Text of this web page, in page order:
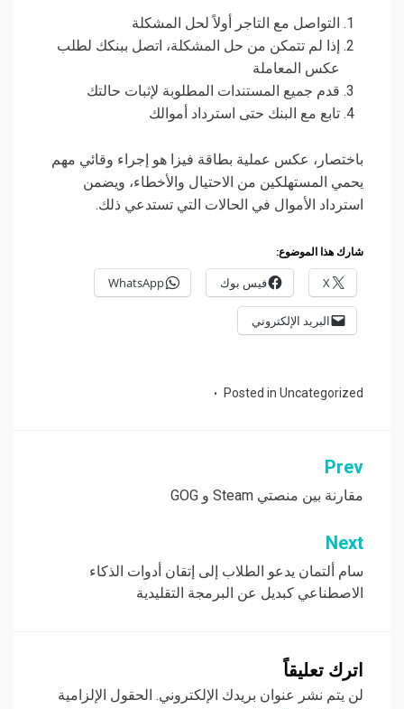
التواصل مع التاجر أولاً لحل المشكلة
إذا لم تتمكن من حل المشكلة، اتصل ببنكك لطلب
عكس المعاملة
قدم جميع المستندات المطلوبة لإثبات حالتك
تابع مع البنك حتى استرداد أموالك
باختصار، عكس عملية بطاقة فيزا هو إجراء وقائي مهم
يحمي المستهلكين من الاحتيال والأخطاء، ويضمن
استرداد الأموال في الحالات التي تستدعي ذلك.
شارك هذا الموضوع:
X فيس بوك WhatsApp
البريد الإلكتروني
Posted in Uncategorized
تصفّح
المقالات
Prev
مقارنة بين منصتي Steam و GOG
Next
سام ألتمان يدعو الطلاب إلى إتقان أدوات الذكاء
الاصطناعي كبديل عن البرمجة التقليدية
اترك تعليقاً
لن يتم نشر عنوان بريدك الإلكتروني. الحقول الإلزامية